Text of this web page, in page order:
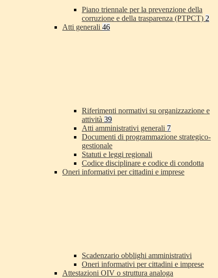
Piano triennale per la prevenzione della
corruzione e della trasparenza (PTPCT) 2
Atti generali 46
Riferimenti normativi su organizzazione e
attività 39
Atti amministrativi generali 7
Documenti di programmazione strategico-
gestionale
Statuti e leggi regionali
Codice disciplinare e codice di condotta
Oneri informativi per cittadini e imprese
Scadenzario obblighi amministrativi
Oneri informativi per cittadini e imprese
Attestazioni OIV o struttura analoga